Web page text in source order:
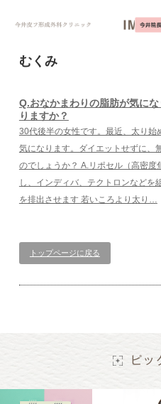
むくみ
Q.おなかまわりの脂肪が気に
りますか？
30代後半の女性です。最近、太り始
気になります。ダイエットせずに、
のでしょうか？ A.リポセル（高密
し、インディバ、テクトロンなどを
を排出させます 若いころより太り…
トップページに戻る